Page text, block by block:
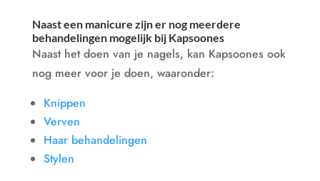
Naast een manicure zijn er nog meerdere
behandelingen mogelijk bij Kapsoones
Naast het doen van je nagels, kan Kapsoones ook
nog meer voor je doen, waaronder:
Knippen
Verven
Haar behandelingen
Stylen